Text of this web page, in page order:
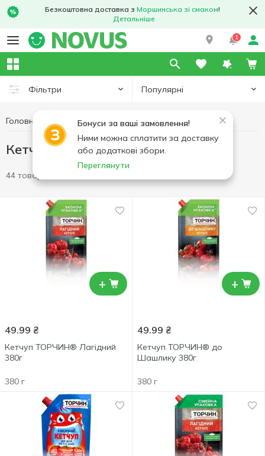
Безкоштовна доставка з Моршинська зі смаком!
Детальніше
1
Фільтри Популярні
Бонуси за ваші замовлення!
Ними можна сплатити за доставку
або додаткові збори.
Переглянути
Головна Соуси та спеції Кетчуп
Кетчуп
44 товари
+
49.99 ₴
Кетчуп ТОРЧИН® Лагідний
380г
380 г
+
49.99 ₴
Кетчуп ТОРЧИН® до
Шашлику 380г
380 г